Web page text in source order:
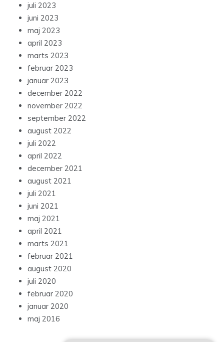
juli 2023
juni 2023
maj 2023
april 2023
marts 2023
februar 2023
januar 2023
december 2022
november 2022
september 2022
august 2022
juli 2022
april 2022
december 2021
august 2021
juli 2021
juni 2021
maj 2021
april 2021
marts 2021
februar 2021
august 2020
juli 2020
februar 2020
januar 2020
maj 2016